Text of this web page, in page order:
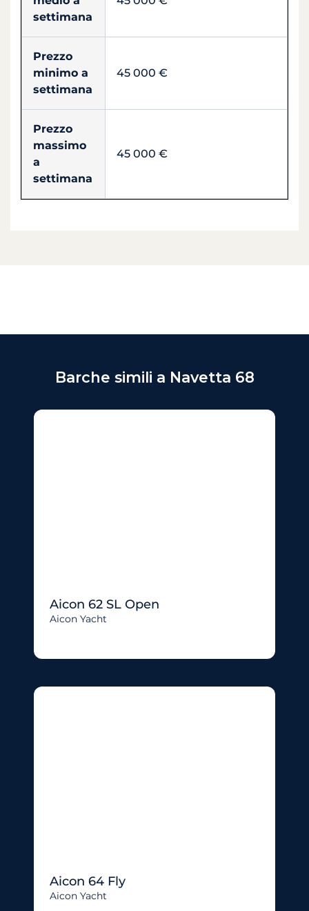
settimana
Prezzo
minimo a
settimana
45 000 €
Prezzo
massimo
a
settimana
45 000 €
Barche simili a Navetta 68
Aicon 62 SL Open
Aicon Yacht
Aicon 64 Fly
Aicon Yacht